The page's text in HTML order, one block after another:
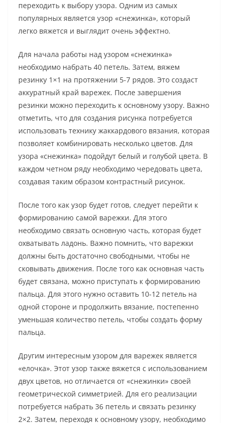
переходить к выбору узора. Одним из самых
популярных является узор «снежинка», который
легко вяжется и выглядит очень эффектно.
Для начала работы над узором «снежинка»
необходимо набрать 40 петель. Затем, вяжем
резинку 1×1 на протяжении 5-7 рядов. Это создаст
аккуратный край варежек. После завершения
резинки можно переходить к основному узору. Важно
отметить, что для создания рисунка потребуется
использовать технику жаккардового вязания, которая
позволяет комбинировать несколько цветов. Для
узора «снежинка» подойдут белый и голубой цвета. В
каждом четном ряду необходимо чередовать цвета,
создавая таким образом контрастный рисунок.
После того как узор будет готов, следует перейти к
формированию самой варежки. Для этого
необходимо связать основную часть, которая будет
охватывать ладонь. Важно помнить, что варежки
должны быть достаточно свободными, чтобы не
сковывать движения. После того как основная часть
будет связана, можно приступать к формированию
пальца. Для этого нужно оставить 10-12 петель на
одной стороне и продолжить вязание, постепенно
уменьшая количество петель, чтобы создать форму
пальца.
Другим интересным узором для варежек является
«елочка». Этот узор также вяжется с использованием
двух цветов, но отличается от «снежинки» своей
геометрической симметрией. Для его реализации
потребуется набрать 36 петель и связать резинку
2×2. Затем, переходя к основному узору, необходимо